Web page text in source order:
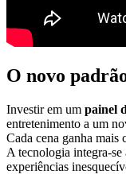
O novo
Investir em um painel
entretenimento a um
Cada cena ganha mais
A tecnologia integra-
experiências